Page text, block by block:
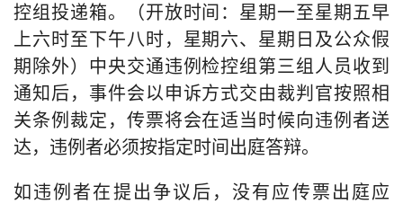
控组投递箱。（开放时间：星期一至星期五早
上六时至下午八时，星期六、星期日及公众假
期除外）中央交通违例检控组第三组人员收到
通知后，事件会以申诉方式交由裁判官按照相
关条例裁定，传票将会在适当时候向违例者送
达，违例者必须按指定时间出庭答辩。
如违例者在提出争议后，没有应传票出庭应